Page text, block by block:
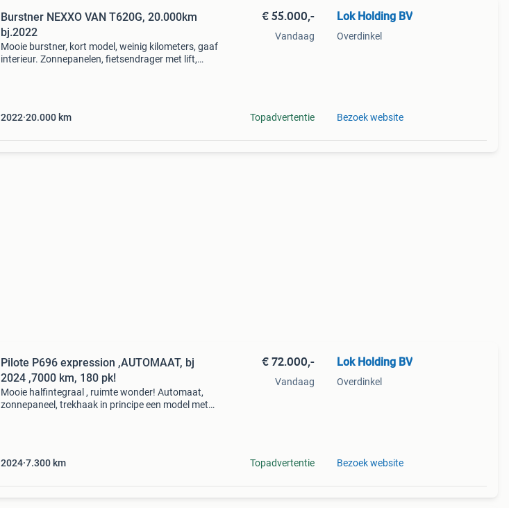
Burstner NEXXO VAN T620G, 20.000km
bj.2022
Mooie burstner, kort model, weinig kilometers, gaaf
interieur. Zonnepanelen, fietsendrager met lift,
2022 20.000 km
€ 55.000,-
Vandaag
Topadvertentie
Lok Holding BV
Overdinkel
Bezoek website
Pilote P696 expression ,AUTOMAAT, bj
2024 ,7000 km, 180 pk!
Mooie halfintegraal , ruimte wonder! Automaat,
zonnepaneel, trekhaak in principe een model met
2024 7.300 km
€ 72.000,-
Vandaag
Topadvertentie
Lok Holding BV
Overdinkel
Bezoek website